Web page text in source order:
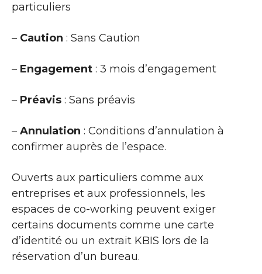
particuliers
– Caution : Sans Caution
– Engagement : 3 mois d’engagement
– Préavis : Sans préavis
– Annulation : Conditions d’annulation à
confirmer auprès de l’espace.
Ouverts aux particuliers comme aux
entreprises et aux professionnels, les
espaces de co-working peuvent exiger
certains documents comme une carte
d’identité ou un extrait KBIS lors de la
réservation d’un bureau.